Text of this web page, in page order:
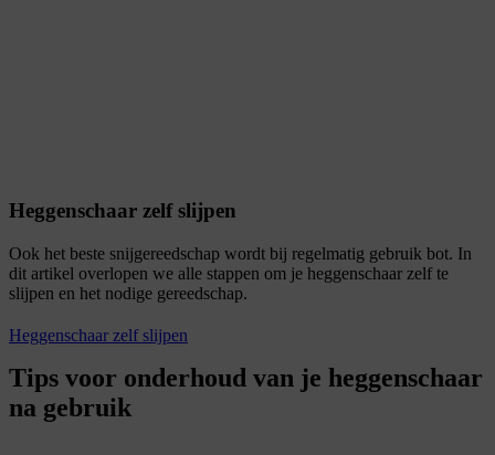
Heggenschaar zelf slijpen
Ook het beste snijgereedschap wordt bij regelmatig gebruik bot. In
dit artikel overlopen we alle stappen om je heggenschaar zelf te
slijpen en het nodige gereedschap.
Heggenschaar zelf slijpen
Tips voor onderhoud van je heggenschaar
na gebruik